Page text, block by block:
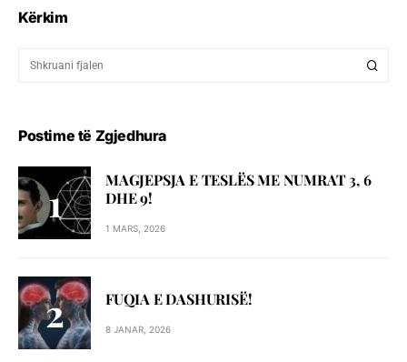
Kërkim
Postime të Zgjedhura
MAGJEPSJA E TESLËS ME NUMRAT 3, 6
DHE 9!
1 MARS, 2026
FUQIA E DASHURISË!
8 JANAR, 2026